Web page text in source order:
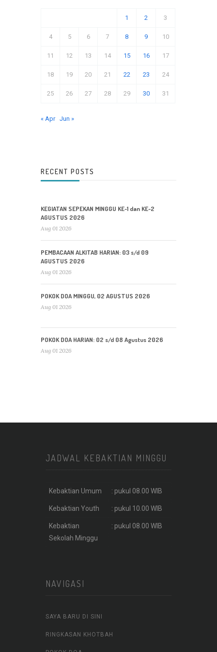
1 2 3
4 5 6 7 8 9 10
11 12 13 14 15 16 17
18 19 20 21 22 23 24
25 26 27 28 29 30 31
« Apr Jun »
RECENT POSTS
KEGIATAN SEPEKAN MINGGU KE-1 dan KE-2
AGUSTUS 2026
Aug 01 2026
PEMBACAAN ALKITAB HARIAN: 03 s/d 09
AGUSTUS 2026
Aug 01 2026
POKOK DOA MINGGU, 02 AGUSTUS 2026
Aug 01 2026
POKOK DOA HARIAN: 02 s/d 08 Agustus 2026
Aug 01 2026
JADWAL KEBAKTIAN MINGGU
Kebaktian Umum : pukul 08.00 WIB
Kebaktian Youth : pukul 10.00 WIB
Kebaktian
Sekolah Minggu
: pukul 08.00 WIB
NAVIGASI
SAYA BARU DI SINI
RINGKASAN KHOTBAH